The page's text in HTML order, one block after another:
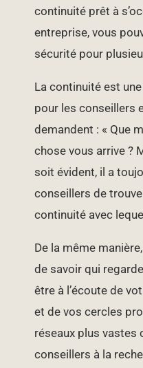
continuité prêt à
entreprise, vous
sécurité pour
La continuité est
pour les conseillers
demandent : « Que
chose vous arrive ?
soit évident, il a
conseillers de
continuité avec
De la même
de savoir qui
être à l’écoute de
et de vos cercles
réseaux plus vastes
conseillers à la